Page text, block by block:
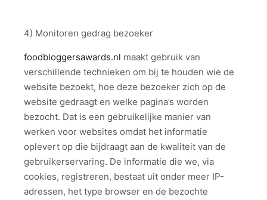
4) Monitoren gedrag bezoeker
foodbloggersawards.nl maakt gebruik van
verschillende technieken om bij te houden wie de
website bezoekt, hoe deze bezoeker zich op de
website gedraagt en welke pagina’s worden
bezocht. Dat is een gebruikelijke manier van
werken voor websites omdat het informatie
oplevert op die bijdraagt aan de kwaliteit van de
gebruikerservaring. De informatie die we, via
cookies, registreren, bestaat uit onder meer IP-
adressen, het type browser en de bezochte